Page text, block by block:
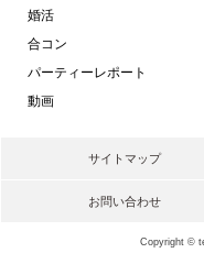
婚活
合コン
パーティーレポート
動画
サイトマップ
お問い合わせ
Copyright ©